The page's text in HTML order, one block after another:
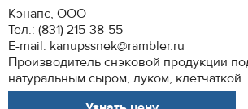
Кэнапс, ООО
Тел.: (831) 215-38-55
E-mail: kanupssnek@rambler.ru
Производитель снэковой продукции
натуральным сыром, луком, клетчаткой.